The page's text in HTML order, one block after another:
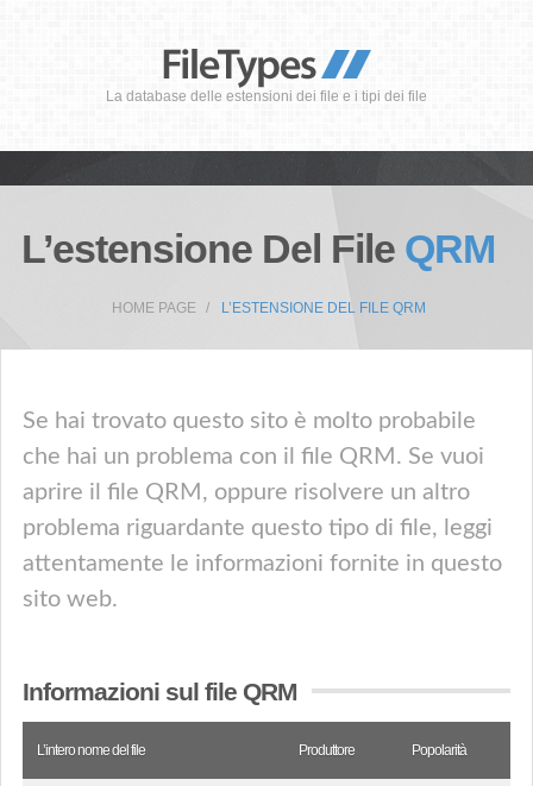
La database delle estensioni dei file e i tipi dei file
L’estensione Del File QRM
HOME PAGE L’ESTENSIONE DEL FILE QRM
Se hai trovato questo sito è molto probabile
che hai un problema con il file QRM. Se vuoi
aprire il file QRM, oppure risolvere un altro
problema riguardante questo tipo di file, leggi
attentamente le informazioni fornite in questo
sito web.
Informazioni sul file QRM
L’intero nome del file Produttore Popolarità